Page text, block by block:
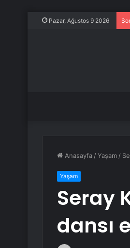
Pazar, Ağustos 9 2026
Anasayfa /Yaşam /
Yaşam
Seray
dansı